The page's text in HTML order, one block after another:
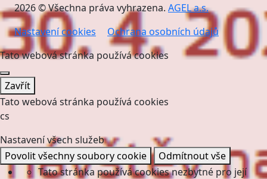
2026 © Všechna práva vyhrazena. AGEL a.s.
Nastavení cookies
Ochrana osobních údajů
Tato webová stránka používá cookies
Zavřít
Tato webová stránka používá cookies
cs
Nastavení všech služeb
Povolit všechny soubory cookie
Odmítnout vše
Tato stránka používá cookies nezbytné pro její